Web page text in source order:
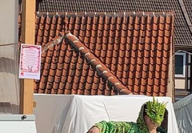
WINKEL
BREATH OF THE HILL